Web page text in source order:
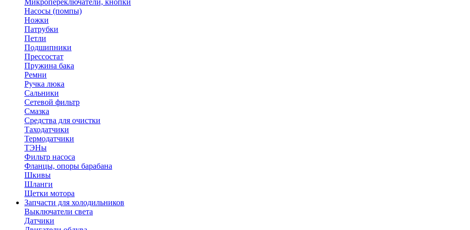
Микропереключатели, кнопки
Насосы (помпы)
Ножки
Патрубки
Петли
Подшипники
Прессостат
Пружина бака
Ремни
Ручка люка
Сальники
Сетевой фильтр
Смазка
Средства для очистки
Таходатчики
Термодатчики
ТЭНы
Фильтр насоса
Фланцы, опоры барабана
Шкивы
Шланги
Щетки мотора
Запчасти для холодильников
Выключатели света
Датчики